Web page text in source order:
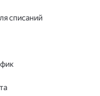
списаний